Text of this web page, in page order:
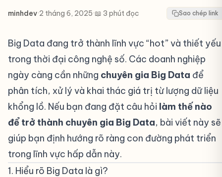
minhdev·2 tháng 6, 2025·📖 3 phút đọc Sao chép link
Big Data đang trở thành lĩnh vực “hot” và thiết yếu
trong thời đại công nghệ số. Các doanh nghiệp
ngày càng cần những chuyên gia Big Data để
phân tích, xử lý và khai thác giá trị từ lượng dữ liệu
khổng lồ. Nếu bạn đang đặt câu hỏi làm thế nào
để trở thành chuyên gia Big Data, bài viết này sẽ
giúp bạn định hướng rõ ràng con đường phát triển
trong lĩnh vực hấp dẫn này.
1. Hiểu rõ Big Data là gì?